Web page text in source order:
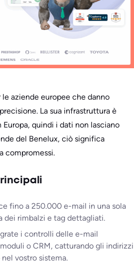
aziende europee che danno
La sua infrastruttura è
quindi i dati non lasciano
del Benelux, ciò significa
compromessi.
fino a 250.000 e-mail in una sola
dei rimbalzi e tag dettagliati.
i controlli delle e-mail
o CRM, catturando gli indirizzi
vostro sistema.